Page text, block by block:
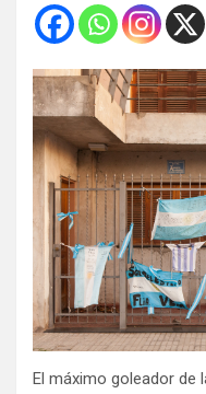
El máximo goleador de